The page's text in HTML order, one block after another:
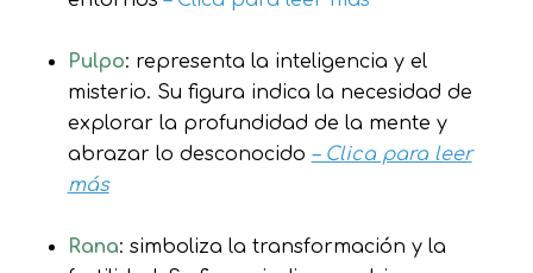
Pulpo: representa la inteligencia y el
misterio. Su figura indica la necesidad de
explorar la profundidad de la mente y
abrazar lo desconocido – Clica para leer
más
Rana: simboliza la transformación y la